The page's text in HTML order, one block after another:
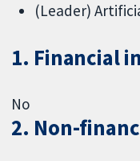
(Leader)
1. Financial
No
2. Non-